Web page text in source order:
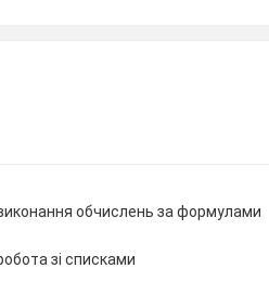
обчислень за формулами
зі списками